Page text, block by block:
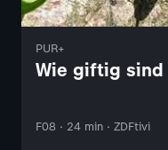
PUR+
Wie giftig sind
F08 · 24 min · ZDFtivi